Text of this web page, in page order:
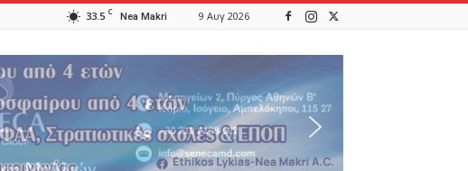
33.5 C Nea Makri 9 Αυγ 2026